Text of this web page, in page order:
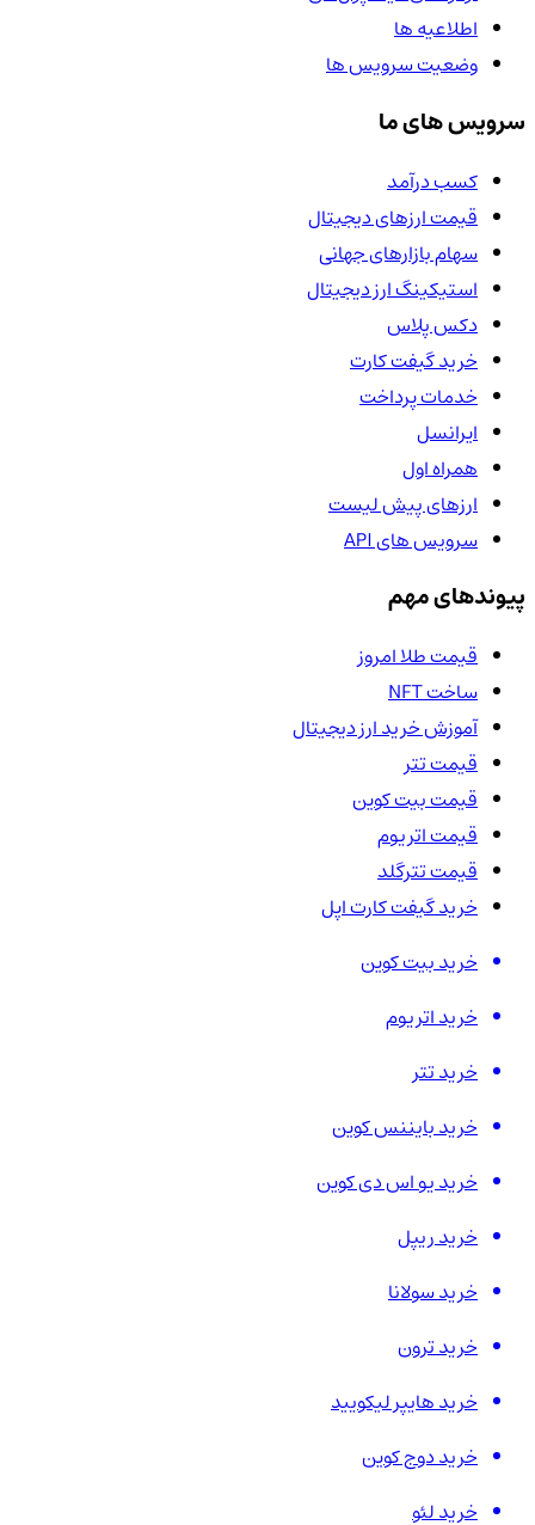
اطلاعیه ها
وضعیت سرویس ها
سرویس های ما
کسب درآمد
قیمت ارزهای دیجیتال
سهام بازارهای جهانی
استیکینگ ارز دیجیتال
دکس پلاس
خرید گیفت کارت
خدمات پرداخت
ایرانسل
همراه اول
ارزهای پیش لیست
سرویس های API
پیوندهای مهم
قیمت طلا امروز
ساخت NFT
آموزش خرید ارز دیجیتال
قیمت تتر
قیمت بیت کوین
قیمت اتریوم
قیمت تترگلد
خرید گیفت کارت اپل
خرید بیت کوین
خرید اتریوم
خرید تتر
خرید بایننس کوین
خرید یو اس دی کوین
خرید ریپل
خرید سولانا
خرید ترون
خرید هایپر لیکویید
خرید دوج کوین
خرید لئو